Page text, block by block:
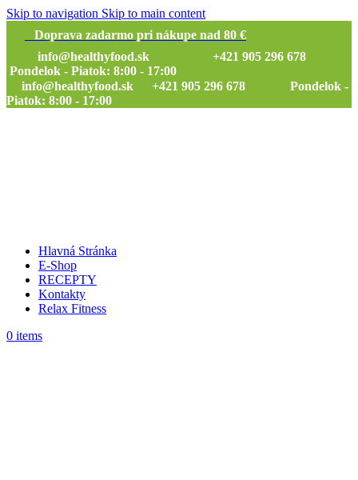
Skip to navigation Skip to main content
Doprava zadarmo pri nákupe nad 80 €
info@healthyfood.sk
+421 905 296 678
Pondelok - Piatok: 8:00 - 17:00
info@healthyfood.sk
+421 905 296 678 Pondelok -
Piatok: 8:00 - 17:00
Hlavná Stránka
E-Shop
RECEPTY
Kontakty
Relax Fitness
0 items